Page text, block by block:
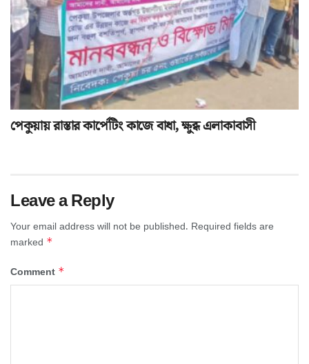
পেকুয়ায় রাস্তার কার্পেটিং কাজে বাধা, ক্ষুব্ধ এলাকাবাসী
Leave a Reply
Your email address will not be published. Required fields are
marked *
Comment *